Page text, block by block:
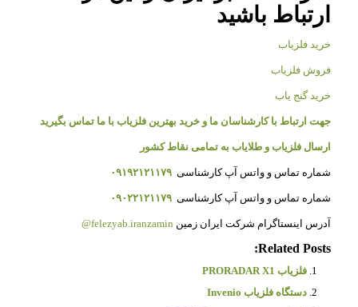
ارتباط باشید
خرید فلزیاب
فروش فلزیاب
خرید گنج یاب
جهت ارتباط با کارشناسان ما و خرید بهترین فلزیاب با ما تماس بگیرید
ارسال فلزیاب و طلایاب به تمامی نقاط کشور
شماره تماس و واتس آپ کارشناسی ۰۹۱۹۲۱۲۱۱۷۹
شماره تماس و واتس آپ کارشناسی ۰۹۰۲۲۱۲۱۱۷۹
آدرس اینستاگرام شرکت ایران زمین felezyab.iranzamin@
Related Posts:
فلزیاب PRORADAR X1
دستگاه فلزیاب Invenio